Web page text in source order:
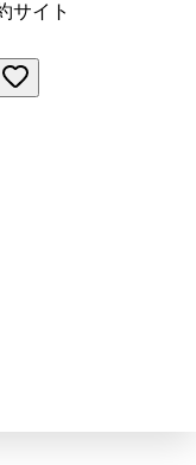
サイト